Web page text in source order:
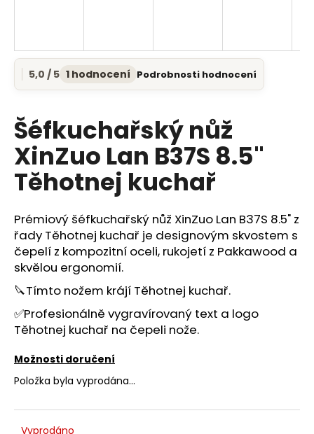
Průměrné
hodnocení
je
5,0
z
5
hvězdiček.
5,0 / 5 1 hodnocení Podrobnosti hodnocení
Šéfkuchařský nůž
XinZuo Lan B37S 8.5"
Těhotnej kuchař
Prémiový šéfkuchařský nůž XinZuo Lan B37S 8.5" z
řady Těhotnej kuchař je designovým skvostem s
čepelí z kompozitní oceli, rukojetí z Pakkawood a
skvělou ergonomií.
🔪Tímto nožem krájí Těhotnej kuchař.
✅Profesionálně vygravírovaný text a logo
Těhotnej kuchař na čepeli nože.
Možnosti doručení
Položka byla vyprodána…
Vyprodáno
í
?
HLEDAT
D
o
p
o
r
u
č
u
e
m